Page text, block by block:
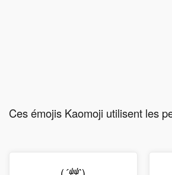
Ces émojis Kaomoji utilisent les
( )